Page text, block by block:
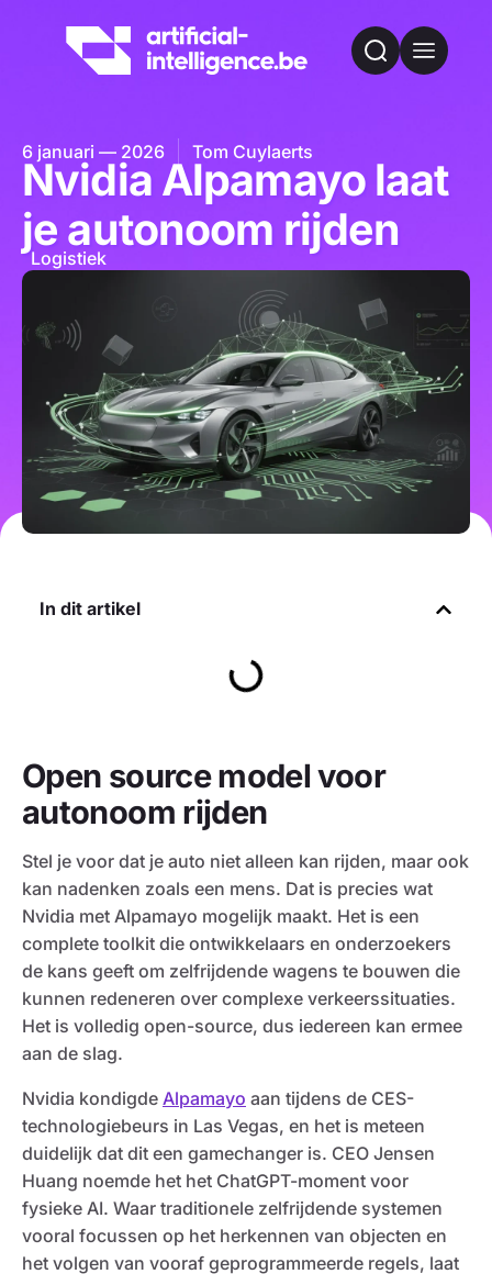
6 januari — 2026 Tom Cuylaerts
Nvidia Alpamayo laat
je autonoom rijden
Logistiek
Open source model voor
autonoom rijden
Stel je voor dat je auto niet alleen kan rijden, maar ook
kan nadenken zoals een mens. Dat is precies wat
Nvidia met Alpamayo mogelijk maakt. Het is een
complete toolkit die ontwikkelaars en onderzoekers
de kans geeft om zelfrijdende wagens te bouwen die
kunnen redeneren over complexe verkeerssituaties.
Het is volledig open-source, dus iedereen kan ermee
aan de slag.
Nvidia kondigde Alpamayo aan tijdens de CES-
technologiebeurs in Las Vegas, en het is meteen
duidelijk dat dit een gamechanger is. CEO Jensen
Huang noemde het het ChatGPT-moment voor
fysieke AI. Waar traditionele zelfrijdende systemen
vooral focussen op het herkennen van objecten en
het volgen van vooraf geprogrammeerde regels, laat
In dit artikel